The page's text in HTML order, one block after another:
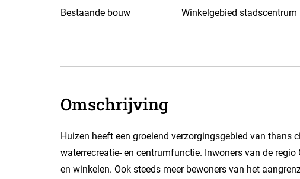
Bestaande bouw Winkelgebied stadscentrum
Omschrijving
Huizen heeft een groeiend verzorgingsgebied van thans
waterrecreatie- en centrumfunctie. Inwoners van de
en winkelen. Ook steeds meer bewoners van het